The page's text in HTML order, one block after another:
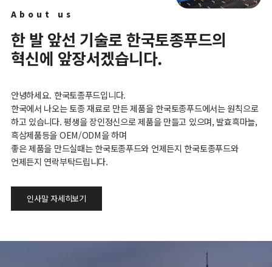
About us
한 발 앞선 기술로 한국토종푸드의
혁신에 앞장서겠습니다.
안녕하세요. 한국토종푸드입니다.
한국에서 나오는 토종 재료로 만든 제품을 한국토종푸드에서는 원칙으로
하고 있습니다. 평생을 장인정신으로 제품을 만들고 있으며, 발효흑마늘,
흑삼제품등을 OEM/ODM을 하며
좋은 제품을 만드실때는 한국토종푸드와 언제든지 한국토종푸드와
언제든지 연락부탁드립니다.
인사말 자세히보기